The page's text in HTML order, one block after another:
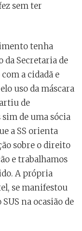
sem ter
tenha
da Secretaria de
a cidadã e
uso da máscara
de
de uma sócia
a SS orienta
sobre o direito
e trabalhamos
A própria
se manifestou
na ocasião de